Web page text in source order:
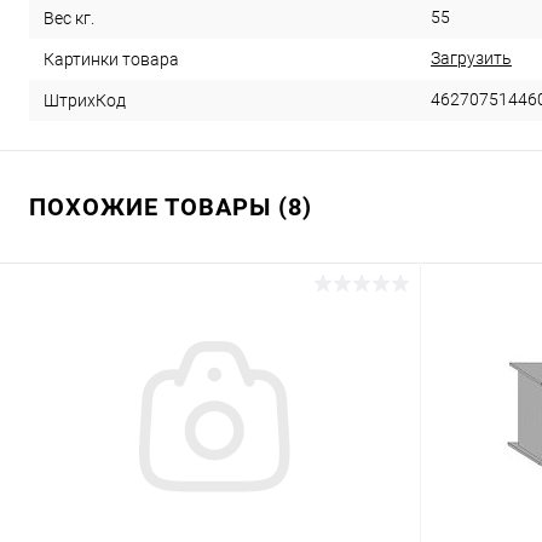
Вес кг. 55
Картинки товара Загрузить
ШтрихКод
ПОХОЖИЕ ТОВАРЫ (8)